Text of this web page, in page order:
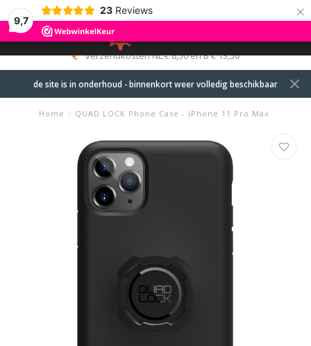
9,7
23 Reviews ×
MENU
0
verzendkosten NL € 8,50 en B € 13,50
de site is in onderhoud - binnenkort weer volledig beschikbaar
Home / QUAD LOCK Phone Case - iPhone 11 Pro Max